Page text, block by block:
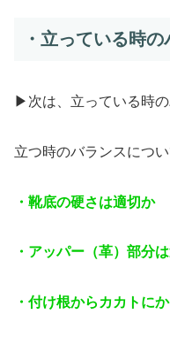
・立っている時
▶︎次は、立っている時の
立つ時のバランスにつ
・靴底の硬さは適切か
・アッパー（革）部分
・付け根からカカトに